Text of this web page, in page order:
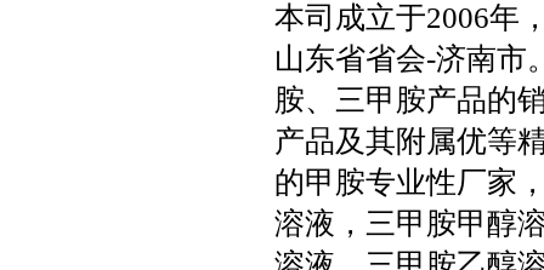
本司成立于2006年
山东省省会-济南市
胺、三甲胺产品的
产品及其附属优等
的甲胺专业性厂家
溶液，三甲胺甲醇